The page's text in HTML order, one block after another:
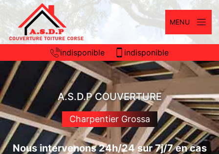
MENU
indisponible indisponible
A.S.D.P COUVERTURE
Charpentier Grossa
Nous intervenons 24h/24 sur 7j/7 en cas